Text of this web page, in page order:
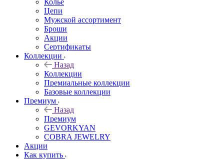
Колье
Цепи
Мужской ассортимент
Броши
Акции
Сертификаты
Коллекции
Назад
Коллекции
Премиальные коллекции
Базовые коллекции
Премиум
Назад
Премиум
GEVORKYAN
COBRA JEWELRY
Акции
Как купить